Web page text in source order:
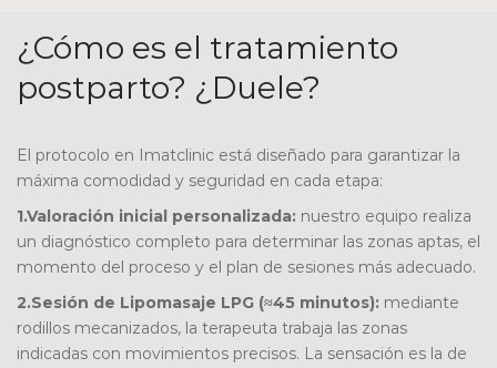
¿Cómo es el tratamiento
postparto? ¿Duele?
El protocolo en Imatclinic está diseñado para garantizar la
máxima comodidad y seguridad en cada etapa:
1.Valoración inicial personalizada: nuestro equipo realiza
un diagnóstico completo para determinar las zonas aptas, el
momento del proceso y el plan de sesiones más adecuado.
2.Sesión de Lipomasaje LPG (≈45 minutos): mediante
rodillos mecanizados, la terapeuta trabaja las zonas
indicadas con movimientos precisos. La sensación es la de